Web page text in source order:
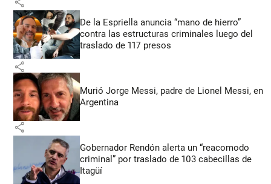
De la Espriella anuncia “mano de hierro”
contra las estructuras criminales luego del
traslado de 117 presos
share
Murió Jorge Messi, padre de Lionel Messi, en
Argentina
share
Gobernador Rendón alerta un “reacomodo
criminal” por traslado de 103 cabecillas de
Itagüí